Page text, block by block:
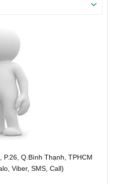
Q.Bình Thạnh, TPHCM
Viber, SMS, Call)